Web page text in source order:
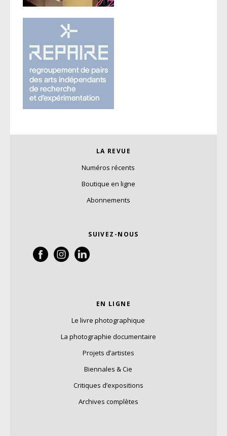
LA REVUE
Numéros récents
Boutique en ligne
Abonnements
SUIVEZ-NOUS
EN LIGNE
Le livre photographique
La photographie documentaire
Projets d’artistes
Biennales & Cie
Critiques d’expositions
Archives complètes